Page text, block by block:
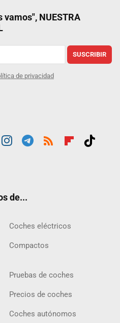
vamos", NUESTRA
SUSCRIBIR
de privacidad
de...
Coches eléctricos
Compactos
Pruebas de coches
Precios de coches
Coches autónomos